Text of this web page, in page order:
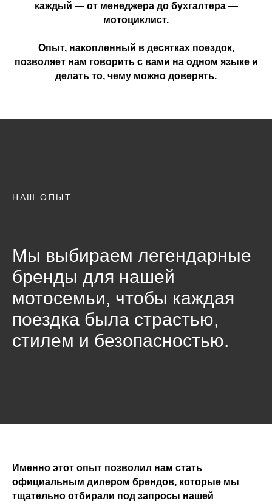
каждый — от менеджера до бухгалтера —
мотоциклист.
Опыт, накопленный в десятках поездок,
позволяет нам говорить с вами на одном языке и
делать то, чему можно доверять.
НАШ ОПЫТ
Мы выбираем легендарные
бренды для нашей
мотосемьи, чтобы каждая
поездка была страстью,
стилем и безопасностью.
Именно этот опыт позволил нам стать
официальным дилером брендов, которые мы
тщательно отбирали под запросы нашей